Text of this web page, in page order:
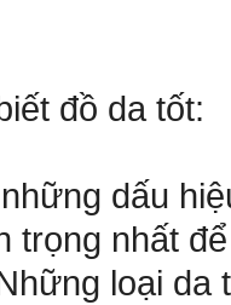
đồ da tốt:
dấu
trọng nhất
loại